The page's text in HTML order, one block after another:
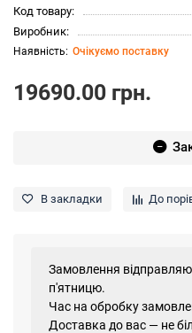
Код товару:
Виробник:
Очікуємо поставку
19690.00 грн.
В закладки До
Замовлення
п'ятницю.
Час на обробку
Доставка до вас — не